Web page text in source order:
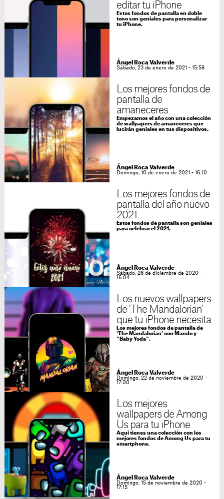
editar tu iPhone
Estos fondos de pantalla en doble
tono son geniales para personalizar
tu iPhone.
Ángel Roca Valverde
Sábado, 23 de enero de 2021 - 15:58
Los mejores fondos de
pantalla de
amaneceres
Empezamos el año con una colección
de wallpapers de amaneceres que
lucirán geniales en tus dispositivos.
Ángel Roca Valverde
Domingo, 10 de enero de 2021 - 16:10
Los mejores fondos de
pantalla del año nuevo
2021
Estos fondos de pantalla son geniales
para celebrar el 2021.
Ángel Roca Valverde
Sábado, 26 de diciembre de 2020 -
16:04
Los nuevos wallpapers
de 'The Mandalorian'
que tu iPhone necesita
Los mejores fondos de pantalla de
'The Mandalorian' con Mando y
"Baby Yoda".
Ángel Roca Valverde
Domingo, 22 de noviembre de 2020 -
17:00
Los mejores
wallpapers de Among
Us para tu iPhone
Aquí tienes una colección con los
mejores fondos de Among Us para tu
smartphone.
Ángel Roca Valverde
Domingo, 15 de noviembre de 2020 -
17:15